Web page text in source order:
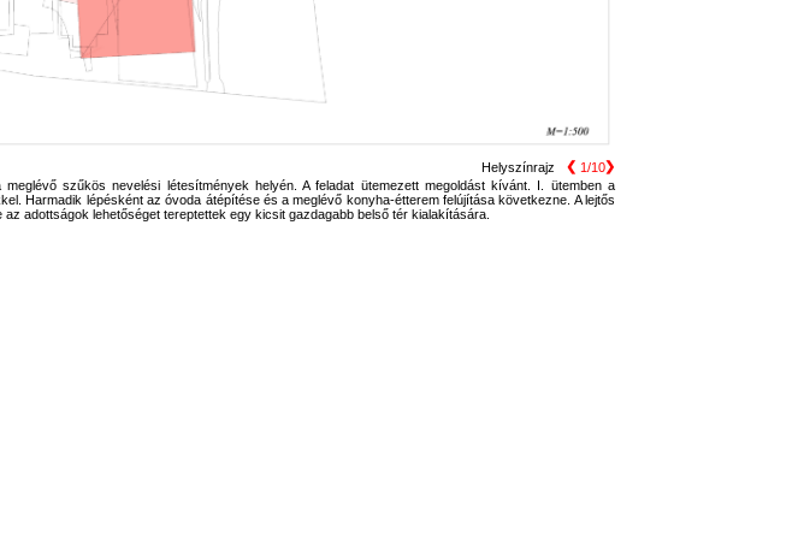
1/10
Helyszínrajz ❮
❯
szűkös nevelési létesítmények helyén. A feladat ütemezett megoldást kívánt. I. ütemben a
Harmadik lépésként az óvoda átépítése és a meglévő konyha-étterem felújítása következne. A lejtős
adottságok lehetőséget tereptettek egy kicsit gazdagabb belső tér kialakítására.